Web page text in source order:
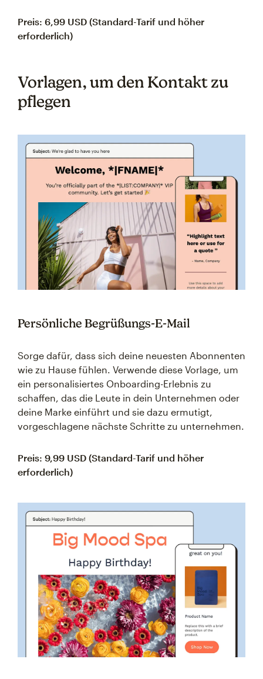
Preis: 6,99 USD (Standard-Tarif und höher
erforderlich)
Vorlagen, um den Kontakt zu
pflegen
Persönliche Begrüßungs-E-Mail
Sorge dafür, dass sich deine neuesten Abonnenten
wie zu Hause fühlen. Verwende diese Vorlage, um
ein personalisiertes Onboarding-Erlebnis zu
schaffen, das die Leute in dein Unternehmen oder
deine Marke einführt und sie dazu ermutigt,
vorgeschlagene nächste Schritte zu unternehmen.
Preis: 9,99 USD (Standard-Tarif und höher
erforderlich)